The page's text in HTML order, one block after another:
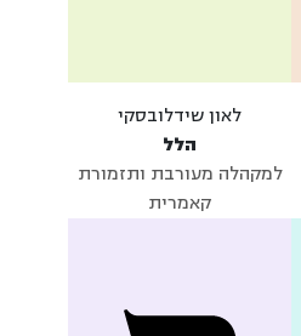
לאון שידלובסקי
הלל
למקהלה מעורבת ותזמורת
קאמרית